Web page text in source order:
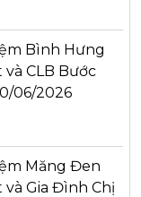
Bình Hưng
CLB Bước
06/2026
Măng Đen
Gia Đình Chị